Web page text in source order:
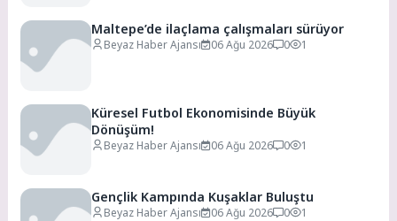
Maltepe’de ilaçlama çalışmaları sürüyor
Beyaz Haber Ajansı 06 Ağu 2026 0 1
Küresel Futbol Ekonomisinde Büyük
Dönüşüm!
Beyaz Haber Ajansı 06 Ağu 2026 0 1
Gençlik Kampında Kuşaklar Buluştu
Beyaz Haber Ajansı 06 Ağu 2026 0 1